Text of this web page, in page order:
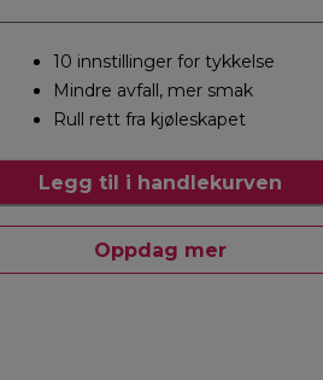
10 innstillinger for tykkelse
Mindre avfall, mer smak
Rull rett fra kjøleskapet
Legg til i handlekurven
Oppdag mer